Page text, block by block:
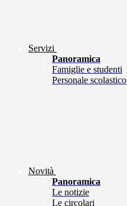
Servizi
Panoramica
Famiglie e studenti
Personale scolastico
Novità
Panoramica
Le notizie
Le circolari